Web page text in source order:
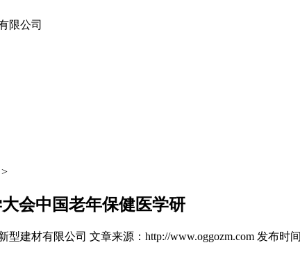
>
会中国老年保健医学研
型建材有限公司 文章来源：http://www.oggozm.com 发布时